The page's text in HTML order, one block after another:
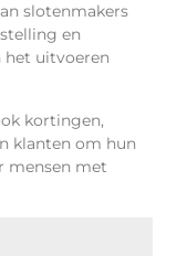
slotenmakers
en
het uitvoeren
kortingen,
klanten om hun
mensen met